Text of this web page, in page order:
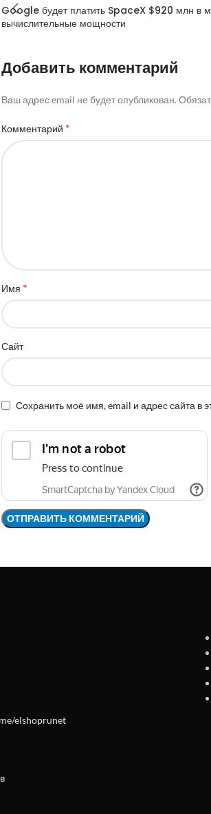
Google будет платить SpaceX $920 млн в
вычислительные мощности
Добавить комментарий
Ваш адрес email не будет опубликован.
Комментарий *
Имя *
Сайт
Сохранить моё имя, email и адрес сайта
elshoprunet